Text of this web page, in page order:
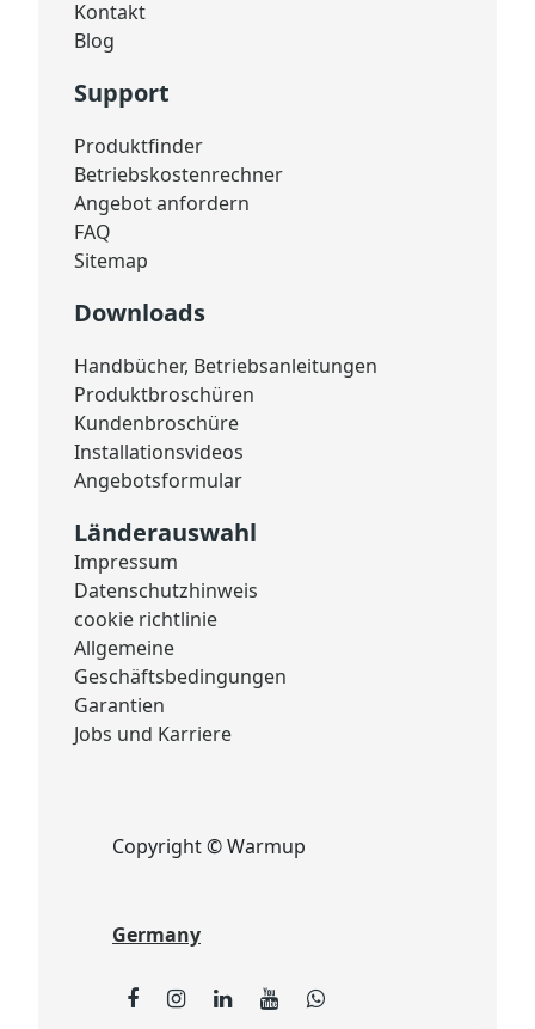
Kontakt
Blog
Support
Produktfinder
Betriebskostenrechner
Angebot anfordern
FAQ
Sitemap
Downloads
Handbücher, Betriebsanleitungen
Produktbroschüren
Kundenbroschüre
Installationsvideos
Angebotsformular
Länderauswahl
Impressum
Datenschutzhinweis
cookie richtlinie
Allgemeine
Geschäftsbedingungen
Garantien
Jobs und Karriere
Copyright © Warmup
Germany